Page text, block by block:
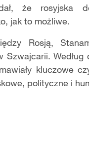
że rosyjska
jak to możliwe.
Rosją,
kluczowe
polityczne i